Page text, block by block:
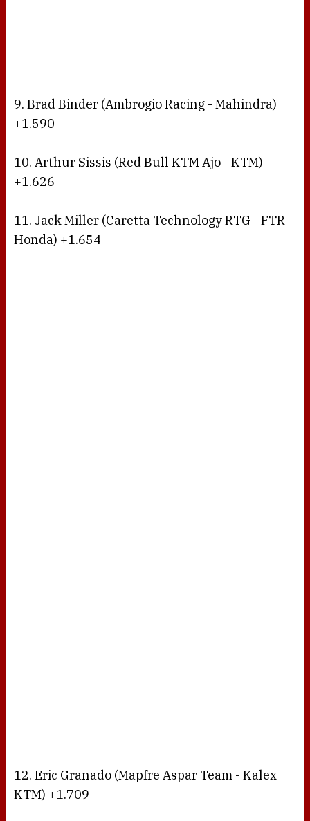
9. Brad Binder (Ambrogio Racing - Mahindra)
+1.590
10. Arthur Sissis (Red Bull KTM Ajo - KTM)
+1.626
11. Jack Miller (Caretta Technology RTG - FTR-
Honda) +1.654
12. Eric Granado (Mapfre Aspar Team - Kalex
KTM) +1.709